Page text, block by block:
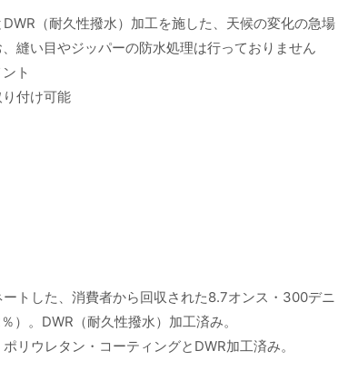
（耐久性撥水）加工を施した、天候の変化の急場
縫い目やジッパーの防水処理は行っておりません
ト
付け可能
トした、消費者から回収された8.7オンス・300デニ
）。DWR（耐久性撥水）加工済み。
リウレタン・コーティングとDWR加工済み。